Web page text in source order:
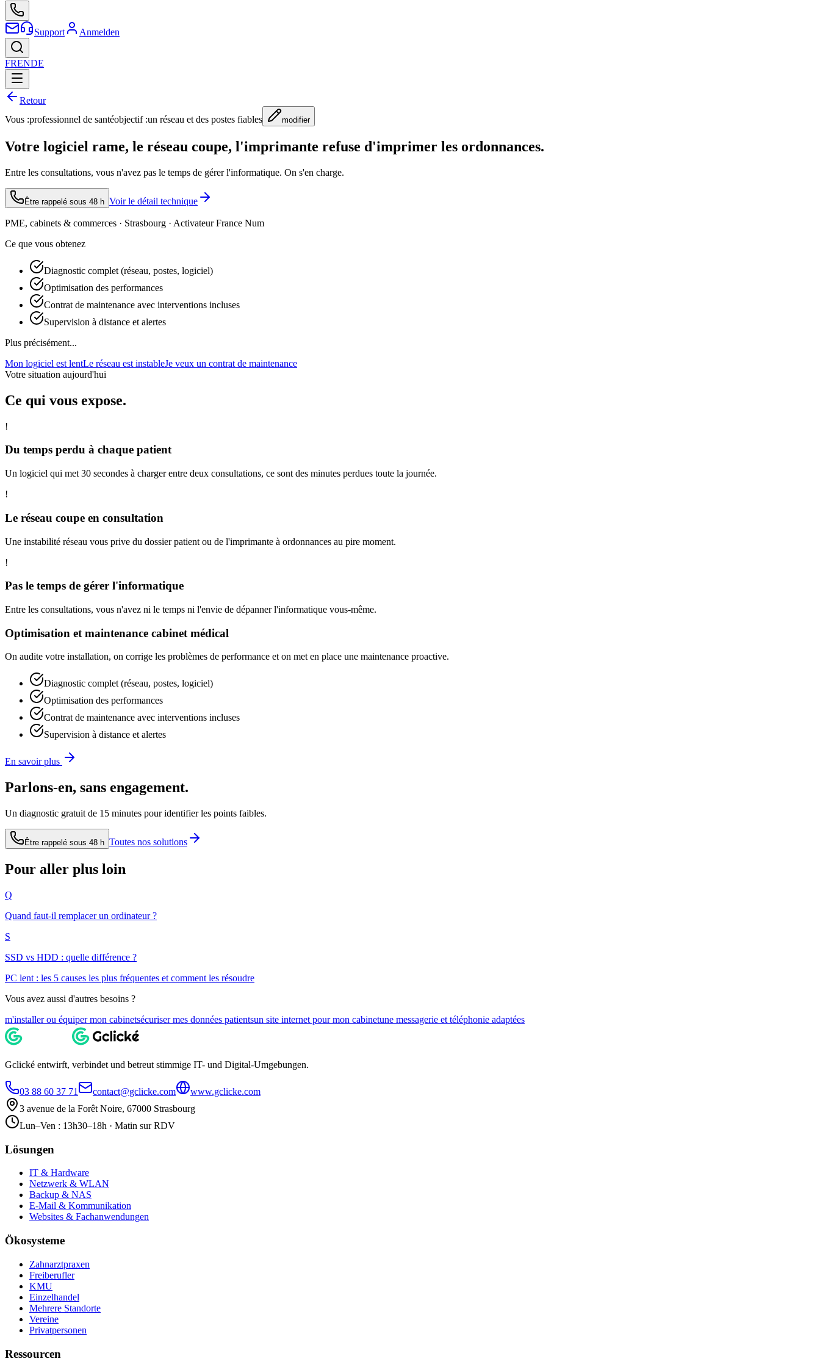
Support Anmelden
FRENDE
Retour
Vous :professionnel de santéobjectif :un réseau et des postes fiables modifier
Votre logiciel rame, le réseau coupe, l'imprimante refuse d'imprimer les ordonnances.
Entre les consultations, vous n'avez pas le temps de gérer l'informatique. On s'en charge.
Être rappelé sous 48 h Voir le détail technique
PME, cabinets & commerces · Strasbourg · Activateur France Num
Ce que vous obtenez
Diagnostic complet (réseau, postes, logiciel)
Optimisation des performances
Contrat de maintenance avec interventions incluses
Supervision à distance et alertes
Plus précisément...
Mon logiciel est lentLe réseau est instableJe veux un contrat de maintenance
Votre situation aujourd'hui
Ce qui vous expose.
!
Du temps perdu à chaque patient
Un logiciel qui met 30 secondes à charger entre deux consultations, ce sont des minutes perdues toute la journée.
!
Le réseau coupe en consultation
Une instabilité réseau vous prive du dossier patient ou de l'imprimante à ordonnances au pire moment.
!
Pas le temps de gérer l'informatique
Entre les consultations, vous n'avez ni le temps ni l'envie de dépanner l'informatique vous-même.
Optimisation et maintenance cabinet médical
On audite votre installation, on corrige les problèmes de performance et on met en place une maintenance proactive.
Diagnostic complet (réseau, postes, logiciel)
Optimisation des performances
Contrat de maintenance avec interventions incluses
Supervision à distance et alertes
En savoir plus
Parlons-en, sans engagement.
Un diagnostic gratuit de 15 minutes pour identifier les points faibles.
Être rappelé sous 48 h Toutes nos solutions
Pour aller plus loin
Q
Quand faut-il remplacer un ordinateur ?
S
SSD vs HDD : quelle différence ?
PC lent : les 5 causes les plus fréquentes et comment les résoudre
Vous avez aussi d'autres besoins ?
m'installer ou équiper mon cabinetsécuriser mes données patientsun site internet pour mon cabinetune messagerie et téléphonie adaptées
Gclické entwirft, verbindet und betreut stimmige IT- und Digital-Umgebungen.
03 88 60 37 71 contact@gclicke.com
www.gclicke.com
3 avenue de la Forêt Noire, 67000 Strasbourg
Lun–Ven : 13h30–18h · Matin sur RDV
Lösungen
IT & Hardware
Netzwerk & WLAN
Backup & NAS
E-Mail & Kommunikation
Websites & Fachanwendungen
Ökosysteme
Zahnarztpraxen
Freiberufler
KMU
Einzelhandel
Mehrere Standorte
Vereine
Privatpersonen
Ressourcen